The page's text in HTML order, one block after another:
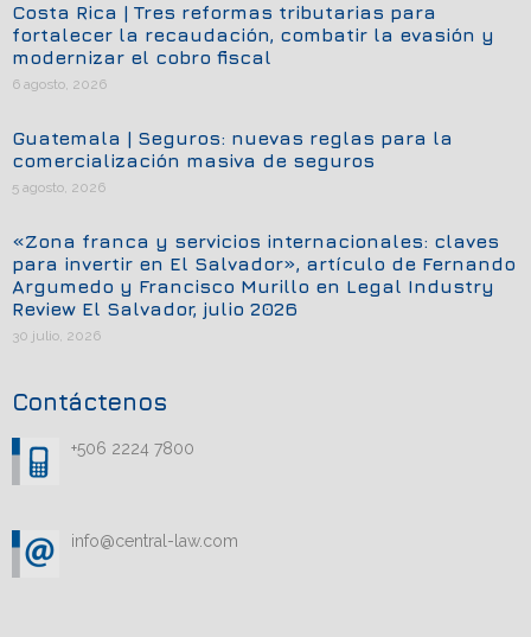
Costa Rica | Tres reformas tributarias para
fortalecer la recaudación, combatir la evasión y
modernizar el cobro fiscal
6 agosto, 2026
Guatemala | Seguros: nuevas reglas para la
comercialización masiva de seguros
5 agosto, 2026
«Zona franca y servicios internacionales: claves
para invertir en El Salvador», artículo de Fernando
Argumedo y Francisco Murillo en Legal Industry
Review El Salvador, julio 2026
30 julio, 2026
Contáctenos
+506 2224 7800
info@central-law.com